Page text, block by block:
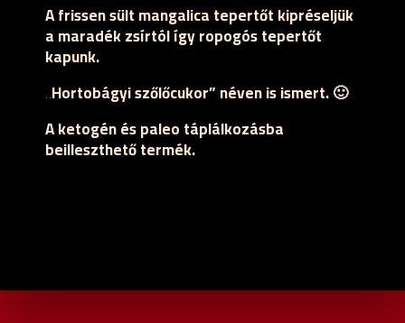
A frissen sült mangalica tepertőt kipréseljük
a maradék zsírtól így ropogós tepertőt
kapunk.
„Hortobágyi szőlőcukor” néven is ismert. 🙂
A ketogén és paleo táplálkozásba
beilleszthető termék.